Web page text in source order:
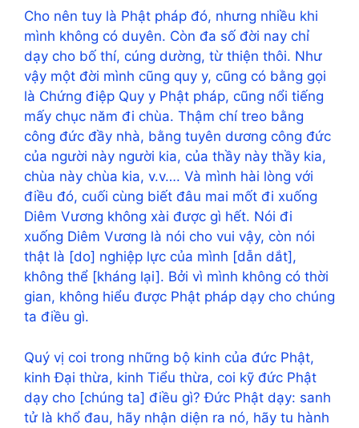
Cho nên tuy là Phật pháp đó, nhưng nhiều khi
mình không có duyên. Còn đa số đời nay chỉ
dạy cho bố thí, cúng dường, từ thiện thôi. Như
vậy một đời mình cũng quy y, cũng có bằng gọi
là Chứng điệp Quy y Phật pháp, cũng nổi tiếng
mấy chục năm đi chùa. Thậm chí treo bằng
công đức đầy nhà, bằng tuyên dương công đức
của người này người kia, của thầy này thầy kia,
chùa này chùa kia, v.v…. Và mình hài lòng với
điều đó, cuối cùng biết đâu mai mốt đi xuống
Diêm Vương không xài được gì hết. Nói đi
xuống Diêm Vương là nói cho vui vậy, còn nói
thật là [do] nghiệp lực của mình [dẫn dắt],
không thể [kháng lại]. Bởi vì mình không có thời
gian, không hiểu được Phật pháp dạy cho chúng
ta điều gì.
Quý vị coi trong những bộ kinh của đức Phật,
kinh Đại thừa, kinh Tiểu thừa, coi kỹ đức Phật
dạy cho [chúng ta] điều gì? Đức Phật dạy: sanh
tử là khổ đau, hãy nhận diện ra nó, hãy tu hành